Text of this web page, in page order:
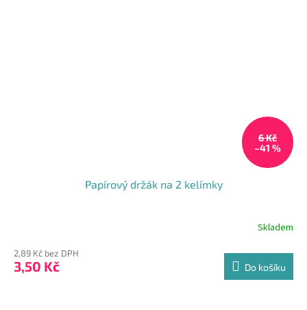
6 Kč
–41 %
Papírový držák na 2 kelímky
Skladem
2,89 Kč bez DPH
3,50 Kč Do košíku